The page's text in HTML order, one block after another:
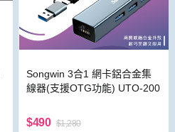
Songwin 3合1 網卡鋁合金集
線器(支援OTG功能) UTO-200
$490 $1,280